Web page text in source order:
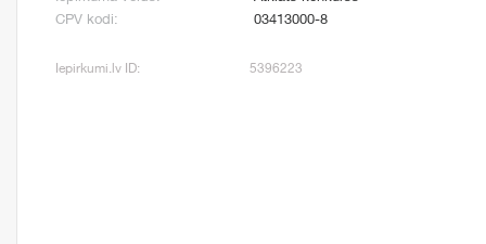
CPV kodi:
03413000-8
Iepirkumi.lv ID: 5396223